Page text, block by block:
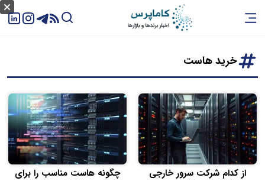
خرید هاست
از کدام شرکت سرور خارجی
چگونه هاست مناسب را برای